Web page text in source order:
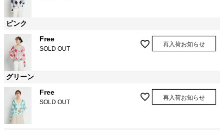
ピンク
Free
SOLD OUT
再入荷お知らせ
グリーン
Free
SOLD OUT
再入荷お知らせ